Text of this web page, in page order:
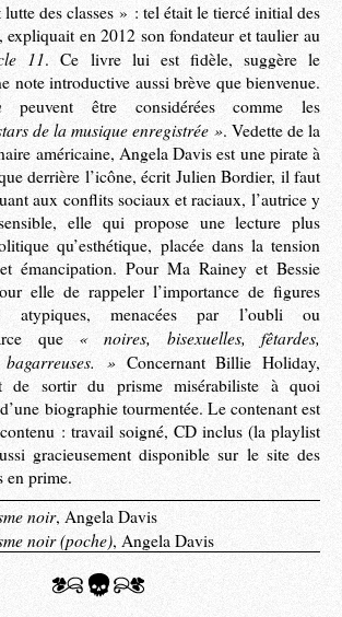
des classes » : tel était le tiercé initial des
en 2012 son fondateur et taulier au
11. Ce livre lui est fidèle, suggère le
note introductive aussi brève que bienvenue.
peuvent être considérées comme les
de la musique enregistrée ». Vedette de la
américaine, Angela Davis est une pirate à
derrière l’icône, écrit Julien Bordier, il faut
aux conflits sociaux et raciaux, l’autrice y
elle qui propose une lecture plus
qu’esthétique, placée dans la tension
émancipation. Pour Ma Rainey et Bessie
elle de rappeler l’importance de figures
atypiques, menacées par l’oubli ou
que « noires, bisexuelles, fêtardes,
» Concernant Billie Holiday,
de sortir du prisme misérabiliste à quoi
biographie tourmentée. Le contenant est
: travail soigné, CD inclus (la playlist
gracieusement disponible sur le site des
en prime.
noir, Angela Davis
noir (poche), Angela Davis